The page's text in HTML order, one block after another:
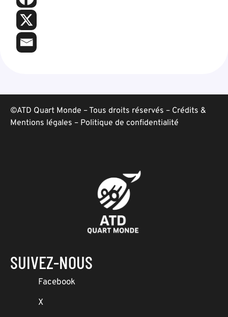
©ATD Quart Monde – Tous droits réservés – Crédits &
Mentions légales – Politique de confidentialité
SUIVEZ-NOUS
Facebook
X